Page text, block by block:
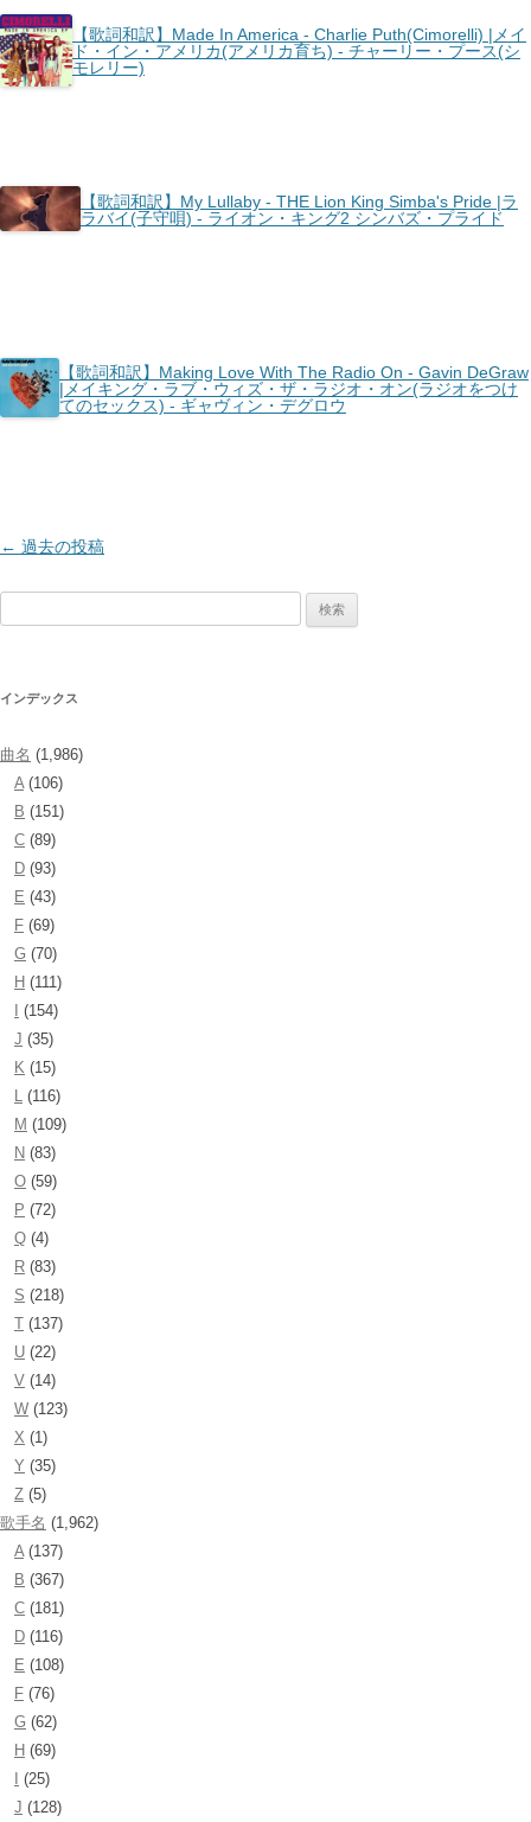
【歌詞和訳】Made In America - Charlie Puth(Cimorelli) |メイ
ド・イン・アメリカ(アメリカ育ち) - チャーリー・プース(シ
モレリー)
【歌詞和訳】My Lullaby - THE Lion King Simba's Pride |ラ
ラバイ(子守唄) - ライオン・キング2 シンバズ・プライド
【歌詞和訳】Making Love With The Radio On - Gavin DeGraw
|メイキング・ラブ・ウィズ・ザ・ラジオ・オン(ラジオをつけ
てのセックス) - ギャヴィン・デグロウ
投
シ
ョ
← 過去の投稿
インデックス
曲名 (1,986)
A(106)
B (151)
C (89)
D (93)
E (43)
F (69)
G (70)
H (111)
(154)
J (35)
K (15)
L (116)
M (109)
N (83)
O (59)
P (72)
Q (4)
R (83)
S (218)
T (137)
U (22)
V (14)
W (123)
X (1)
Y (35)
Z (5)
歌手名 (1,962)
A(137)
B (367)
C (181)
D (116)
E (108)
F (76)
G (62)
H (69)
(25)
J (128)